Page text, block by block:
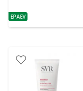
nõuanne
EPAEV